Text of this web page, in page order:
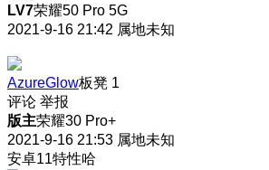
LV7荣耀50 Pro 5G
2021-9-16 21:42 属地未知
AzureGlow板凳 1
评论 举报
版主荣耀30 Pro+
2021-9-16 21:53 属地未知
安卓11特性哈